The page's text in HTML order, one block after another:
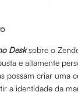
Desksobre o
e altamente
possam criar uma
a identidade da